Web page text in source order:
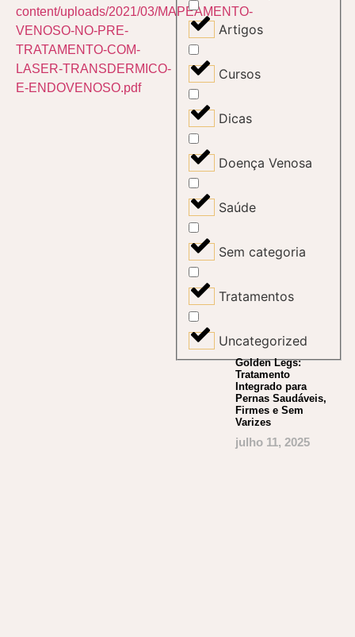
content/uploads/2021/03/MAPEAMENTO-
VENOSO-NO-PRE-
TRATAMENTO-COM-
LASER-TRANSDERMICO-
E-ENDOVENOSO.pdf
Artigos
Cursos
Dicas
Doença Venosa
Saúde
Sem categoria
Tratamentos
Uncategorized
Golden Legs:
Tratamento
Integrado para
Pernas Saudáveis,
Firmes e Sem
Varizes
julho 11, 2025